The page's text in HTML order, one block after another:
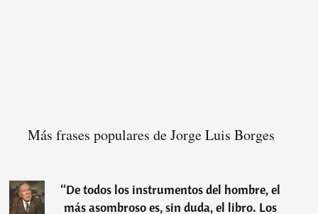
Más frases populares de Jorge Luis Borges
“De todos los instrumentos del hombre, el
más asombroso es, sin duda, el libro. Los